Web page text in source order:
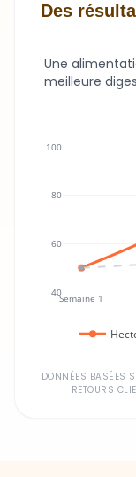
Des
Une
meilleure
Semaine 1
40
60
80
100
DONNÉES BASÉES
RETOURS